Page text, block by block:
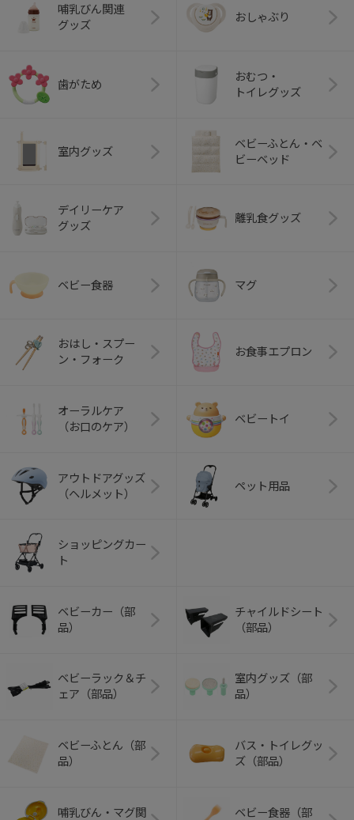
哺乳びん関連
グッズ
おしゃぶり
歯がため
おむつ・
トイレグッズ
室内グッズ
ベビーふとん・ベ
ビーベッド
デイリーケア
グッズ
離乳食グッズ
ベビー食器 マグ
おはし・スプー
ン・フォーク
お食事エプロン
オーラルケア
（お口のケア）
ベビートイ
アウトドアグッズ
（ヘルメット）
ペット用品
ショッピングカー
ト
ベビーカー（部
品）
チャイルドシート
（部品）
ベビーラック＆チ
ェア（部品）
室内グッズ（部
品）
ベビーふとん（部
品）
バス・トイレグッ
ズ（部品）
哺乳びん・マグ関
ベビー食器（部